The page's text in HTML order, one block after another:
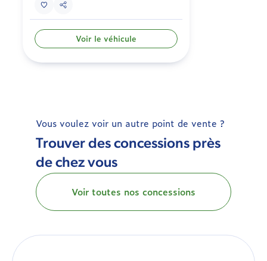
Voir le véhicule
Vous voulez voir un autre point de vente ?
Trouver des concessions près
de chez vous
Voir toutes nos concessions